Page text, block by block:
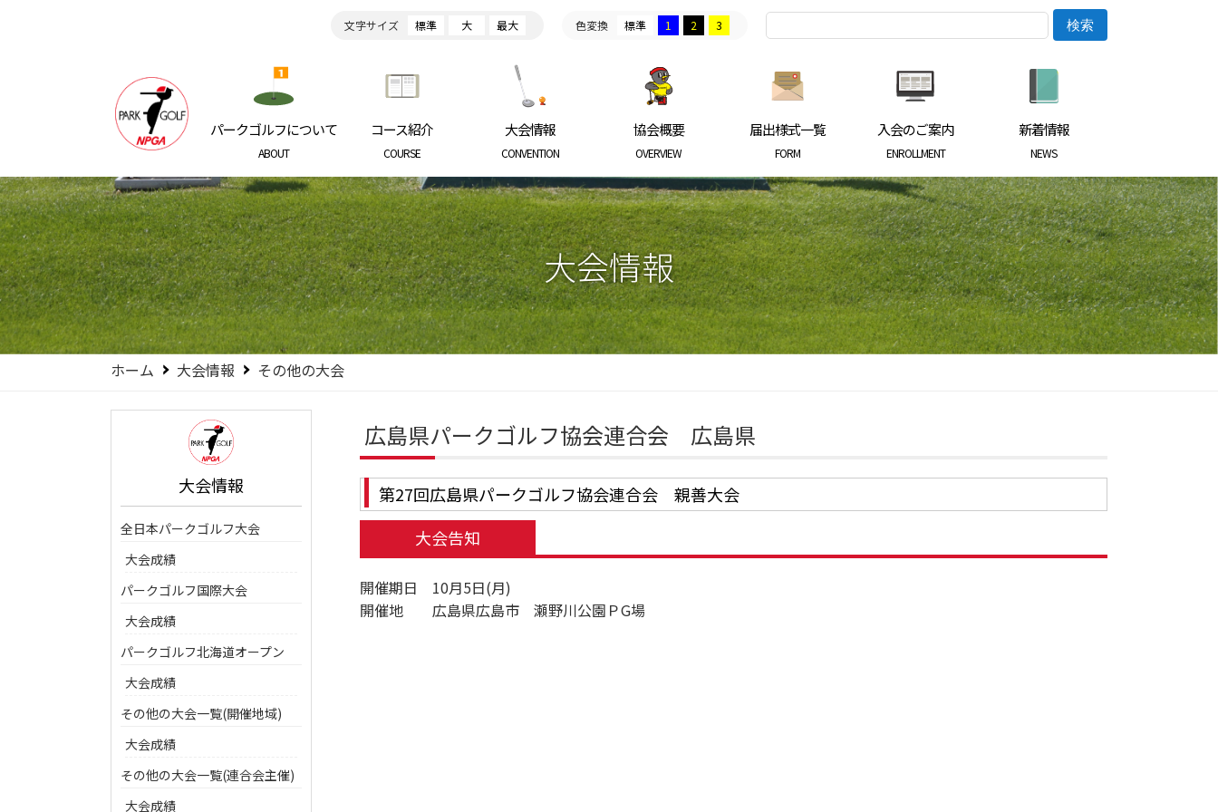
文字サイズ 標準 大 最大 色変換 標準 1 2 3
日本パークゴルフ協会 NIPPON PARKGOLF ASSOCIATION
パークゴルフについて
ABOUT
コース紹介
COURSE
大会情報
CONVENTION
協会概要
OVERVIEW
届出様式一覧
FORM
入会のご案内
ENROLLMENT
新着情報
NEWS
大会情報
ホーム 大会情報 その他の大会
大会情報
全日本パークゴルフ大会
大会成績
パークゴルフ国際大会
大会成績
パークゴルフ北海道オープン
大会成績
その他の大会一覧(開催地域)
大会成績
その他の大会一覧(連合会主催)
大会成績
広島県パークゴルフ協会連合会 広島県
第27回広島県パークゴルフ協会連合会 親善大会
大会告知
開催期日 10月5日(月)
開催地 広島県広島市 瀬野川公園ＰG場